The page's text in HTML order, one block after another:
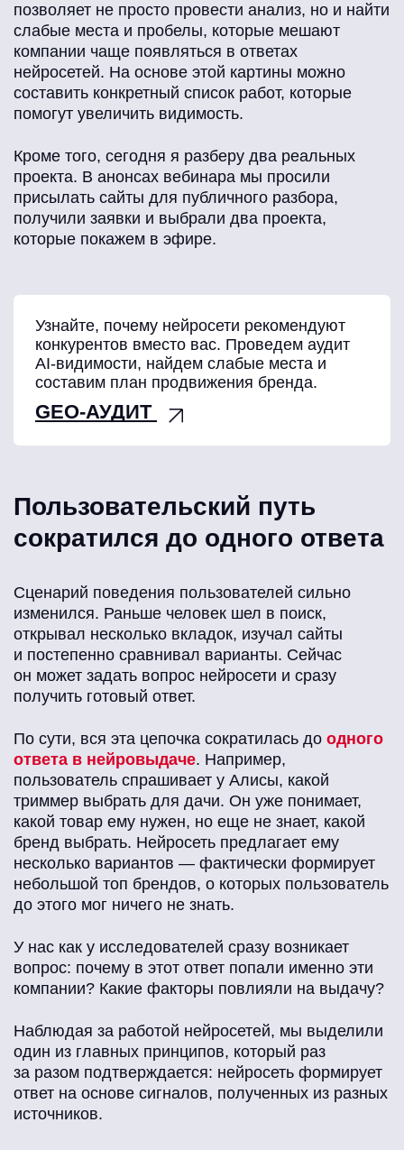
позволяет не просто провести анализ, но и найти
слабые места и пробелы, которые мешают
компании чаще появляться в ответах
нейросетей. На основе этой картины можно
составить конкретный список работ, которые
помогут увеличить видимость.
Кроме того, сегодня я разберу два реальных
проекта. В анонсах вебинара мы просили
присылать сайты для публичного разбора,
получили заявки и выбрали два проекта,
которые покажем в эфире.
Узнайте, почему нейросети рекомендуют
конкурентов вместо вас. Проведем аудит
AI-видимости, найдем слабые места и
составим план продвижения бренда.
GEO-АУДИТ
Пользовательский путь
сократился до одного ответа
Сценарий поведения пользователей сильно
изменился. Раньше человек шел в поиск,
открывал несколько вкладок, изучал сайты
и постепенно сравнивал варианты. Сейчас
он может задать вопрос нейросети и сразу
получить готовый ответ.
По сути, вся эта цепочка сократилась до одного
ответа в нейровыдаче. Например,
пользователь спрашивает у Алисы, какой
триммер выбрать для дачи. Он уже понимает,
какой товар ему нужен, но еще не знает, какой
бренд выбрать. Нейросеть предлагает ему
несколько вариантов — фактически формирует
небольшой топ брендов, о которых пользователь
до этого мог ничего не знать.
У нас как у исследователей сразу возникает
вопрос: почему в этот ответ попали именно эти
компании? Какие факторы повлияли на выдачу?
Наблюдая за работой нейросетей, мы выделили
один из главных принципов, который раз
за разом подтверждается: нейросеть формирует
ответ на основе сигналов, полученных из разных
источников.